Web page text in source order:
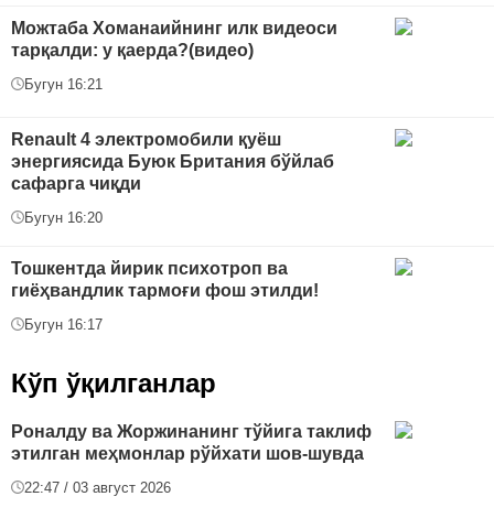
Можтаба Хоманаийнинг илк видеоси
тарқалди: у қаерда?(видео)
Бугун 16:21
Renault 4 электромобили қуёш
энергиясида Буюк Британия бўйлаб
сафарга чиқди
Бугун 16:20
Тошкентда йирик психотроп ва
гиёҳвандлик тармоғи фош этилди!
Бугун 16:17
Кўп ўқилганлар
Роналду ва Жоржинанинг тўйига таклиф
этилган меҳмонлар рўйхати шов-шувда
22:47 / 03 август 2026